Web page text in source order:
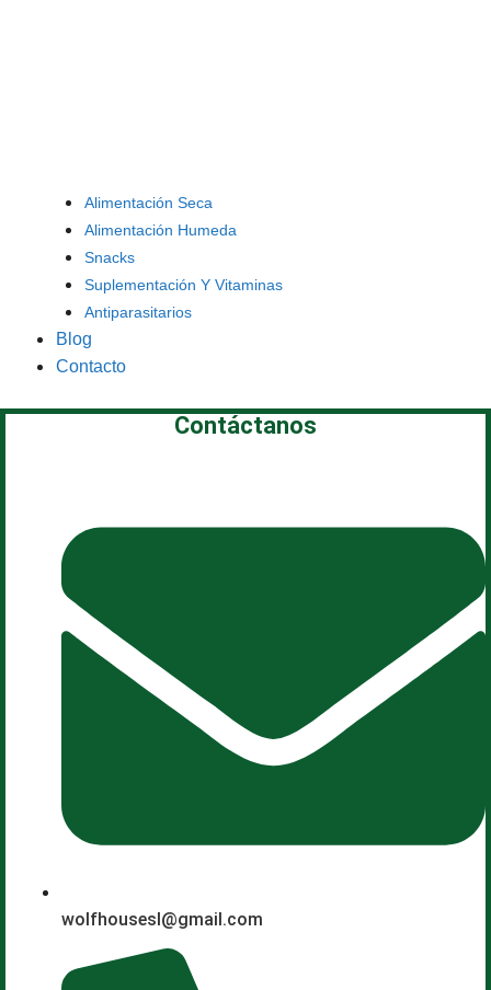
Alimentación Seca
Alimentación Humeda
Snacks
Suplementación Y Vitaminas
Antiparasitarios
Blog
Contacto
Contáctanos
wolfhousesl@gmail.com